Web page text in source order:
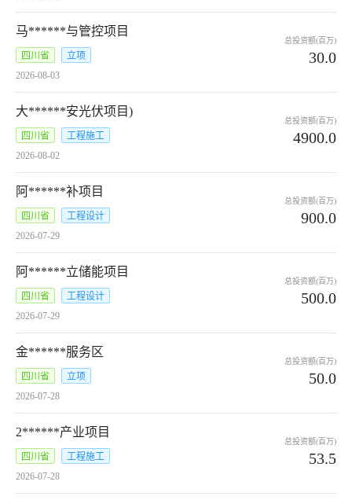
马******与管控项目
四川省
立项
2026-08-03
总投资额(百万)
30.0
大******安光伏项目)
四川省
工程施工
2026-08-02
总投资额(百万)
4900.0
阿******补项目
四川省
工程设计
2026-07-29
总投资额(百万)
900.0
阿******立储能项目
四川省
工程设计
2026-07-29
总投资额(百万)
500.0
金******服务区
四川省
立项
2026-07-28
总投资额(百万)
50.0
2******产业项目
四川省
工程施工
2026-07-28
总投资额(百万)
53.5